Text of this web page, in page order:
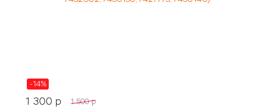
-14%
1 300 p 1 500 p